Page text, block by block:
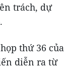
trách, dự
thứ 36 của
diễn ra từ